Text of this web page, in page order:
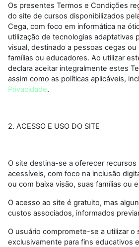
Os presentes Termos e Condições
do site de cursos disponibilizados
Cega, com foco em informática na
utilização de tecnologias adaptativas
visual, destinado a pessoas cegas ou
famílias ou educadores. Ao utilizar
declara aceitar integralmente estes
assim como as políticas aplicáveis,
Privacidade.
2. ACESSO E USO DO SITE
O site destina-se a oferecer recursos
acessíveis, com foco na inclusão
ou com baixa visão, suas famílias ou
O acesso ao site é gratuito, mas
custos associados, informados
O usuário compromete-se a utilizar o
exclusivamente para fins educativos